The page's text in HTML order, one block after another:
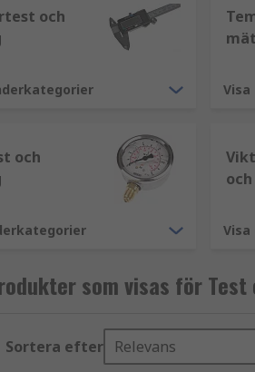
för att mäta och analysera olika
och
och
som visas för
Sortera efter Relevans